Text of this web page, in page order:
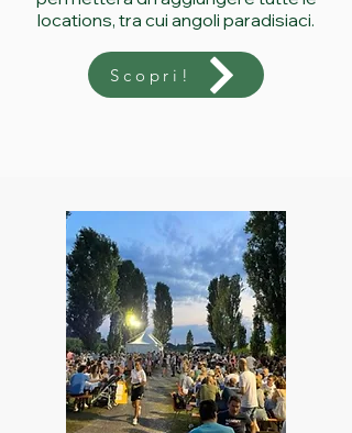
locations, tra cui angoli paradisiaci.
Scopri!